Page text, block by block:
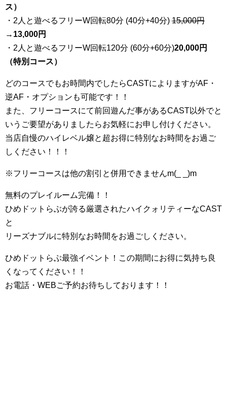
ス）
・2人と遊べるフリーW回転80分 (40分+40分) 15,000円
→ 13,000円
・2人と遊べるフリーW回転120分 (60分+60分)20,000円
（特別コース）
どのコースでもお時間内でしたらCASTによりますがAF・
逆AF・オプションも可能です！！
また、フリーコースにて前回遊んだ事があるCAST以外でと
いうご要望がありましたらお気軽にお申し付けください。
当店自慢のハイレベル嬢と超お得に特別なお時間をお過ご
しください！！！
※フリーコースは他の割引と併用できませんm(_ _)m
無料のプレイルーム完備！！
ひめドットらぶが誇る厳選されたハイクォリティーなCAST
と
リーズナブルに特別なお時間をお過ごしください。
ひめドットらぶ最強イベント！この期間にお得に気持ち良
くなってください！！
お電話・WEBご予約お待ちしております！！